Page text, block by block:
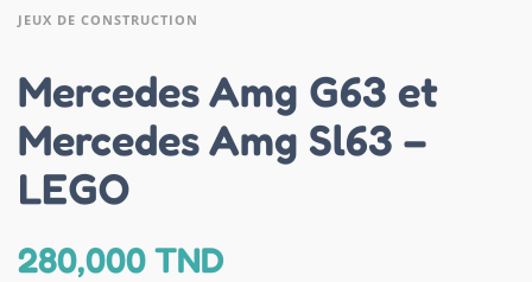
JEUX DE CONSTRUCTION
Mercedes Amg G63 et
Mercedes Amg Sl63 –
LEGO
280,000TND